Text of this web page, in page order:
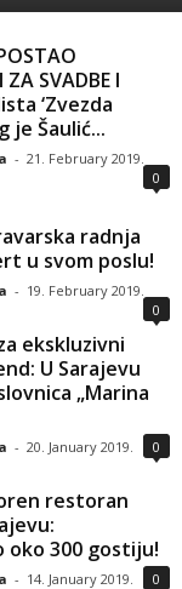
ZA SVADBE I
‘Zvezda
je Šaulić...
- 21. February 2019.
0
radnja
u svom poslu!
- 19. February 2019.
0
ekskluzivni
U Sarajevu
„Marina
- 20. January 2019. 0
restoran
oko 300 gostiju!
- 14. January 2019. 0